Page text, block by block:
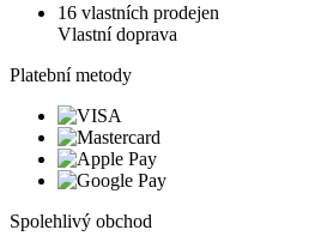
16 vlastních prodejen
Vlastní doprava
Platební metody
Spolehlivý obchod